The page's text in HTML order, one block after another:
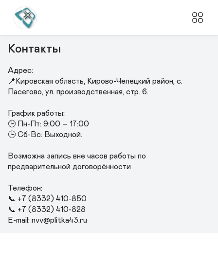
Контакты
Адрес:
📍Кировская область, Кирово-Чепецкий район, с.
Пасегово, ул. производственная, стр. 6.
График работы:
🕒 Пн-Пт: 9:00 – 17:00
🕒 Сб-Вс: Выходной.
Возможна запись вне часов работы по
предварительной договорённости
Телефон:
📞 +7 (8332) 410-850
📞 +7 (8332) 410-828
E-mail: nvv@plitka43.ru